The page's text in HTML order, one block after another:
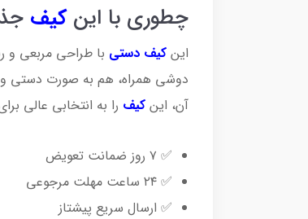
چطوری با اینکیف
این کیف دستی با طراحی مربعی و
دوشی همراه، هم به صورت دستی
آن، این کیف را به انتخابی عالی
✅ ۷ روز ضمانت تعویض
✅ ۲۴ ساعت مهلت مرجوعی
✅ ارسال سریع پیشتاز